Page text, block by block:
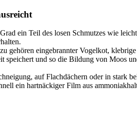
ein Teil des losen Schmutzes wie
gehören eingebrannter Vogelkot,
speichert und so die Bildung von Moos
auf Flachdächern oder in stark
ein hartnäckiger Film aus